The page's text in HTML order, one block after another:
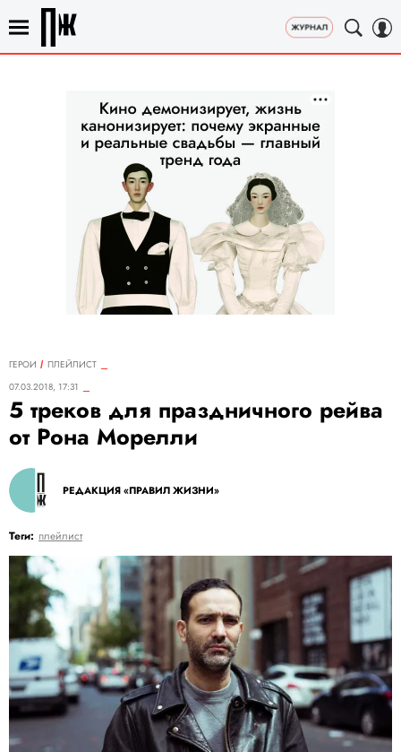
ГЕРОИ
ПЛЕЙЛИСТ
07.03.2018, 17:31
5 треков для праздничного рейва
от Рона Морелли
РЕДАКЦИЯ «ПРАВИЛ ЖИЗНИ»
Теги: плейлист